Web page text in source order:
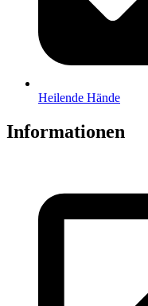
Heilende Hände
Informationen